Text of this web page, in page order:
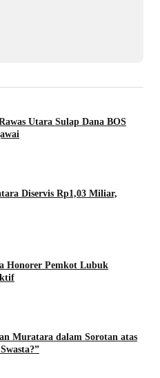
Utara Sulap Dana BOS
Diservis Rp1,03 Miliar,
Honorer Pemkot Lubuk
Muratara dalam Sorotan atas